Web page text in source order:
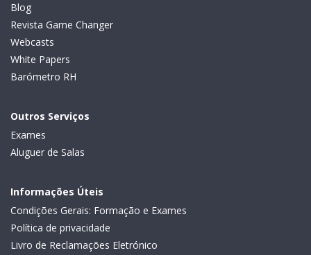
Blog
Revista Game Changer
Webcasts
White Papers
Barómetro RH
Outros Serviços
Exames
Aluguer de Salas
Informações Úteis
Condições Gerais: Formação e Exames
Política de privacidade
Livro de Reclamações Eletrónico